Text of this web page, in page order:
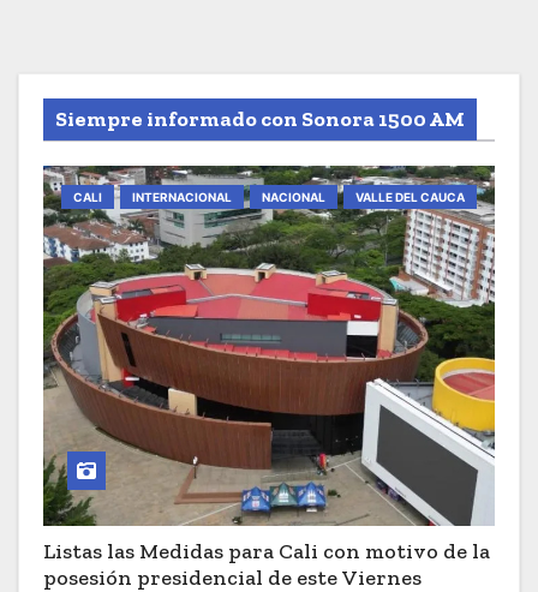
Siempre informado con Sonora 1500 AM
CALI INTERNACIONAL NACIONAL VALLE DEL CAUCA
Listas las Medidas para Cali con motivo de la
posesión presidencial de este Viernes